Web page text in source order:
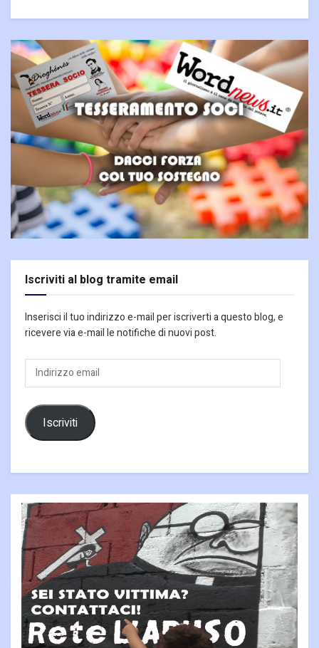
Iscriviti al blog tramite email
Inserisci il tuo indirizzo e-mail per iscriverti a questo blog, e
ricevere via e-mail le notifiche di nuovi post.
Indirizzo
email
Iscriviti